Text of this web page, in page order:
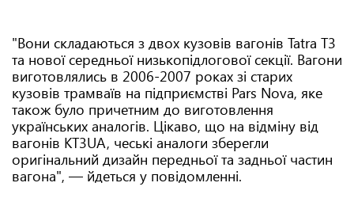
"Вони складаються з двох кузовів вагонів Tatra T3
та нової середньої низькопідлогової секції. Вагони
виготовлялись в 2006-2007 роках зі старих
кузовів трамваїв на підприємстві Pars Nova, яке
також було причетним до виготовлення
українських аналогів. Цікаво, що на відміну від
вагонів КТ3UA, чеські аналоги зберегли
оригінальний дизайн передньої та задньої частин
вагона", — йдеться у повідомленні.